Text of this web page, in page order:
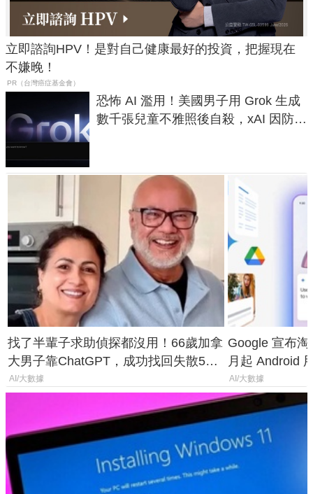
立即諮詢HPV！是對自己健康最好的投資，把握現在
不嫌晚！
PR（台灣癌症基金會）
恐怖 AI 濫用！美國男子用 Grok 生成
數千張兒童不雅照後自殺，xAI 因防護
找了半輩子求助偵探都沒用！66歲加拿
大男子靠ChatGPT，成功找回失散50
年家人
AI/大數據
Google 宣布
月起 Android
AI/大數據